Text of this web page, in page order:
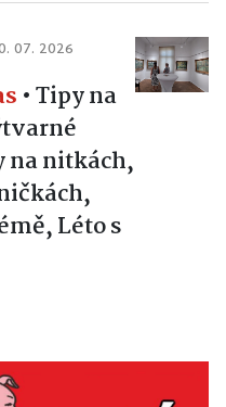
07. 2026
•Tipy na
na nitkách,
Léto s